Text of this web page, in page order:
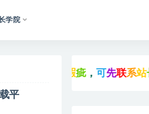
学院
平
可先联系站长咨